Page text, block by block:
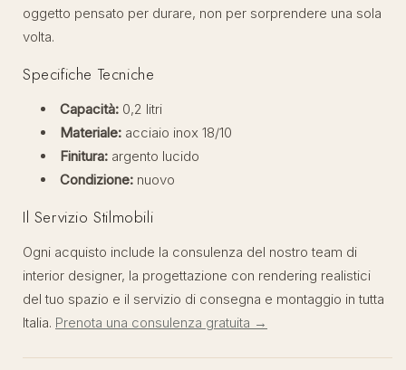
oggetto pensato per durare, non per sorprendere una sola
volta.
Specifiche Tecniche
Capacità: 0,2 litri
Materiale: acciaio inox 18/10
Finitura: argento lucido
Condizione: nuovo
Il Servizio Stilmobili
Ogni acquisto include la consulenza del nostro team di
interior designer, la progettazione con rendering realistici
del tuo spazio e il servizio di consegna e montaggio in tutta
Italia. Prenota una consulenza gratuita →